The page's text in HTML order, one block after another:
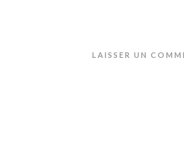
LAISSER UN